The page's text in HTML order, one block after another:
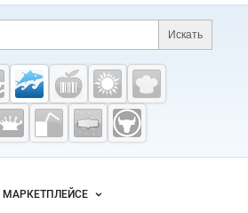
информация
Поиск по сайту и
Искать
полезные проекты
Fishretail.ru —
рыба,
морепродукты
и контакты
МАРКЕТПЛЕЙСЕ